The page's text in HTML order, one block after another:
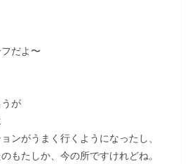
だよ〜
が
ンがうまく行くようになったし、
もたしか、今の所ですけれどね。